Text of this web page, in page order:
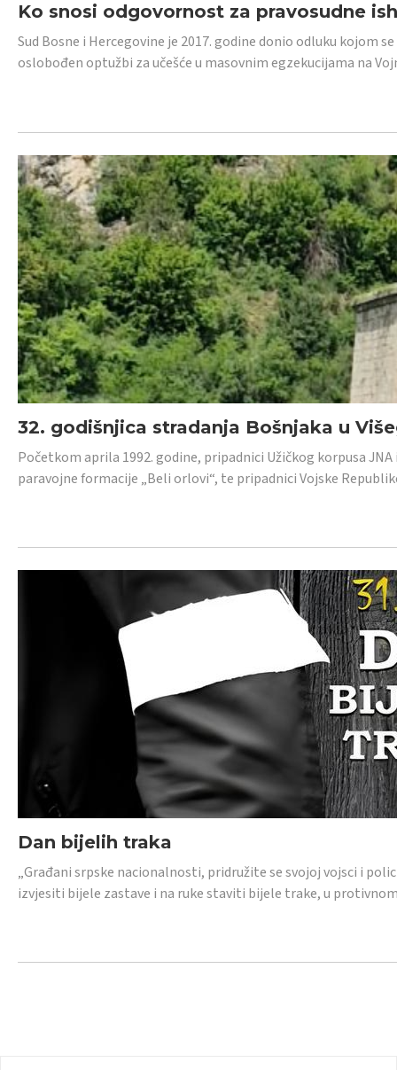
Ko snosi odgovornost za pravosudne
Sud Bosne i Hercegovine je 2017. godine donio odluku kojom
oslobođen optužbi za učešće u masovnim egzekucijama na
32. godišnjica stradanja Bošnjaka u
Početkom aprila 1992. godine, pripadnici Užičkog korpusa
paravojne formacije „Beli orlovi“, te pripadnici Vojske
Dan bijelih traka
„Građani srpske nacionalnosti, pridružite se svojoj vojsci i
izvjesiti bijele zastave i na ruke staviti bijele trake, u